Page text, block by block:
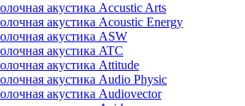
акустика Accustic Arts
акустика Acoustic Energy
акустика ASW
акустика ATC
акустика Attitude
акустика Audio Physic
акустика Audiovector